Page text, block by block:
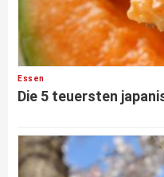
Essen
Die 5 teuersten